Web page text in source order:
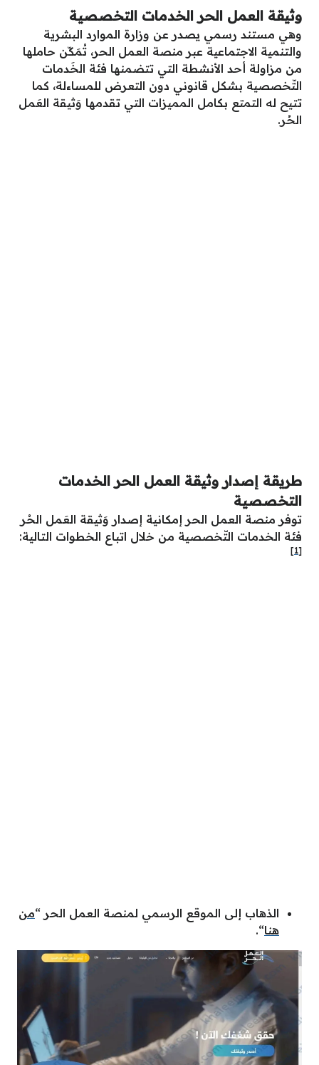
وثيقة العمل الحر الخدمات التخصصية
وهي مستند رسمي يصدر عن وزارة الموارد البشرية
والتنمية الاجتماعية عبر منصة العمل الحر، تُمَكّن حاملها
من مزاولة أحد الأنشطة التي تتضمنها فئة الخَدمات
التّخصصية بشكل قانوني دون التعرض للمساءلة، كما
تتيح له التمتع بكامل المميزات التي تقدمها وَثيقة العَمل
الحُر.
طريقة إصدار وثيقة العمل الحر الخدمات
التخصصية
توفر منصة العمل الحر إمكانية إصدار وَثيقة العَمل الحُر
فئة الخدمات التّخصصية من خلال اتباع الخطوات التالية:
[1]
الذهاب إلى الموقع الرسمي لمنصة العمل الحر “من
هنا“.